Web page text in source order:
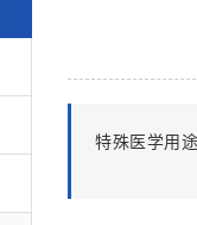
特殊医学用